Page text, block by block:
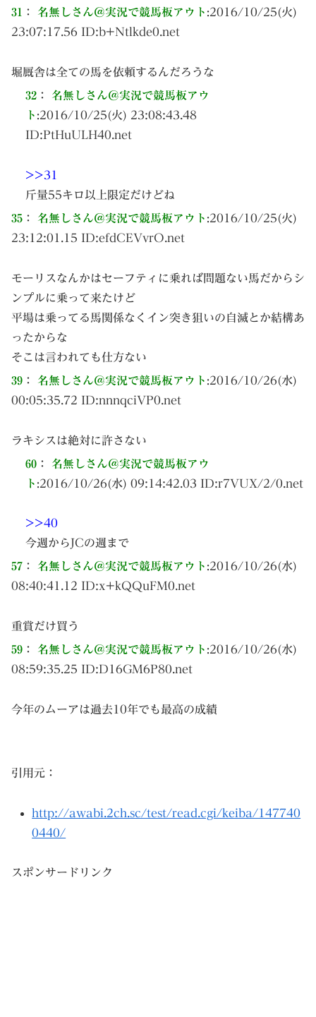
31 ： 名無しさん＠実況で競馬板アウト :2016/10/25(火)
23:07:17.56 ID: b+Ntlkde0.net
堀厩舎は全ての馬を依頼するんだろうな
32 ： 名無しさん＠実況で競馬板アウ
ト :2016/10/25(火) 23:08:43.48
ID:PtHuULH40.net
>>31
斤量55キロ以上限定だけどね
35 ： 名無しさん＠実況で競馬板アウト :2016/10/25(火)
23:12:01.15 ID:efdCEVvrO.net
モーリスなんかはセーフティに乗れば問題ない馬だからシ
ンプルに乗って来たけど
平場は乗ってる馬関係なくイン突き狙いの自滅とか結構あ
ったからな
そこは言われても仕方ない
39 ： 名無しさん＠実況で競馬板アウト :2016/10/26(水)
00:05:35.72 ID:nnnqciVP0.net
ラキシスは絶対に許さない
60 ： 名無しさん＠実況で競馬板アウ
ト :2016/10/26(水) 09:14:42.03 ID:r7VUX/2/0.net
>>40
今週からJCの週まで
57 ： 名無しさん＠実況で競馬板アウト :2016/10/26(水)
08:40:41.12 ID:x+kQQuFM0.net
重賞だけ買う
59 ： 名無しさん＠実況で競馬板アウト :2016/10/26(水)
08:59:35.25 ID:D16GM6P80.net
今年のムーアは過去10年でも最高の成績
引用元：
http://awabi.2ch.sc/test/read.cgi/keiba/147740
0440/
スポンサードリンク